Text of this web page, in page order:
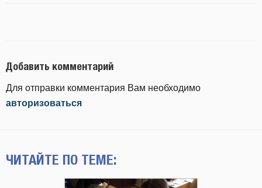
Добавить комментарий
Для отправки комментария Вам необходимо
авторизоваться
ЧИТАЙТЕ ПО ТЕМЕ: